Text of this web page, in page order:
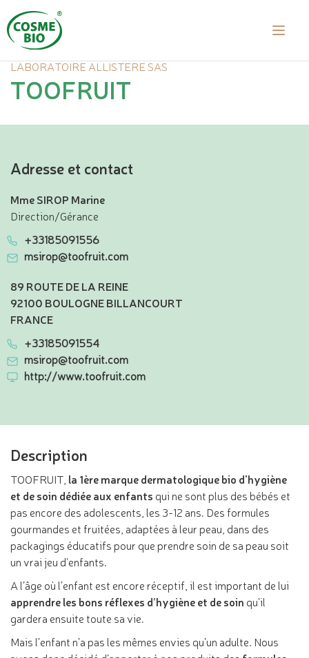
LABORATOIRE ALLISTERE SAS
TOOFRUIT
Adresse et contact
Mme SIROP Marine
Direction/Gérance
+33185091556
msirop@toofruit.com
89 ROUTE DE LA REINE
92100 BOULOGNE BILLANCOURT
FRANCE
+33185091554
msirop@toofruit.com
http://www.toofruit.com
Description
TOOFRUIT, la 1ère marque dermatologique bio d'hygiène
et de soin dédiée aux enfants qui ne sont plus des bébés et
pas encore des adolescents, les 3-12 ans. Des formules
gourmandes et fruitées, adaptées à leur peau, dans des
packagings éducatifs pour que prendre soin de sa peau soit
un vrai jeu d'enfants.
A l’âge où l’enfant est encore réceptif, il est important de lui
apprendre les bons réflexes d’hygiène et de soin qu’il
gardera ensuite toute sa vie.
Mais l’enfant n’a pas les mêmes envies qu’un adulte. Nous